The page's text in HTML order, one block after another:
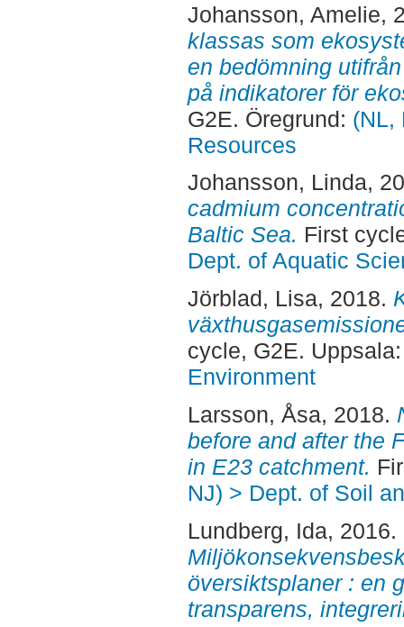
Johansson, Amelie,
klassas som
en bedömning
på indikatorer för
G2E. Öregrund: (NL,
Resources
Johansson, Linda,
cadmium
Baltic Sea. First
Dept. of Aquatic
Jörblad, Lisa, 2018.
cycle, G2E.
Environment
Larsson, Åsa, 2018.
before and after the
in E23 catchment.
NJ) > Dept. of Soil
Lundberg, Ida, 2016.
översiktsplaner : en
transparens,